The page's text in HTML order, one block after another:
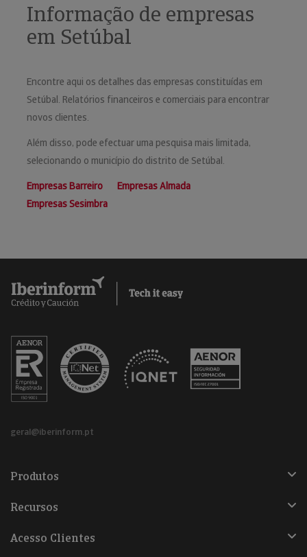
Informação de empresas
em Setúbal
Encontre aqui os detalhes das empresas constituídas em
Setúbal. Relatórios financeiros e comerciais para encontrar
novos clientes.
Além disso, pode efectuar uma pesquisa mais limitada,
selecionando o município do distrito de Setúbal.
Empresas Barreiro
Empresas Almada
Empresas Sesimbra
geral@iberinform.pt
Produtos
Recursos
Acesso Clientes